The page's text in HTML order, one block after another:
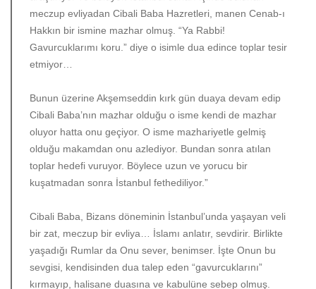
meczup evliyadan Cibali Baba Hazretleri, manen Cenab-ı
Hakkın bir ismine mazhar olmuş. “Ya Rabbi!
Gavurcuklarımı koru.” diye o isimle dua edince toplar tesir
etmiyor…
Bunun üzerine Akşemseddin kırk gün duaya devam edip
Cibali Baba’nın mazhar olduğu o isme kendi de mazhar
oluyor hatta onu geçiyor. O isme mazhariyetle gelmiş
olduğu makamdan onu azlediyor. Bundan sonra atılan
toplar hedefi vuruyor. Böylece uzun ve yorucu bir
kuşatmadan sonra İstanbul fethediliyor.”
Cibali Baba, Bizans döneminin İstanbul’unda yaşayan veli
bir zat, meczup bir evliya… İslamı anlatır, sevdirir. Birlikte
yaşadığı Rumlar da Onu sever, benimser. İşte Onun bu
sevgisi, kendisinden dua talep eden “gavurcuklarını”
kırmayıp, halisane duasına ve kabulüne sebep olmuş.